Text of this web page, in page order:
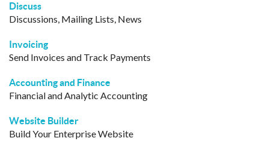
Discuss
Discussions, Mailing Lists, News
Invoicing
Send Invoices and Track Payments
Accounting and Finance
Financial and Analytic Accounting
Website Builder
Build Your Enterprise Website